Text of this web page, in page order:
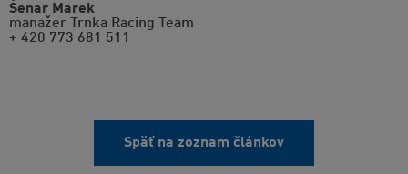
Šenar Marek
manažer Trnka Racing Team
+ 420 773 681 511
Späť na zoznam článkov